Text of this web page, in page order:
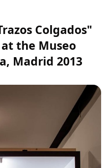
Colgados"
the Museo
Madrid 2013